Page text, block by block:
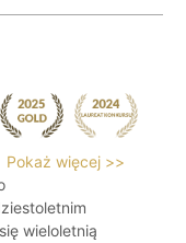
Pokaż więcej >>
wieloletnią